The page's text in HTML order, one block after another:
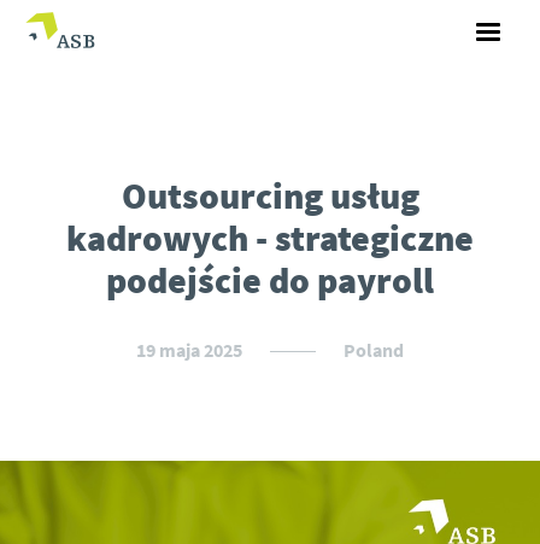
Outsourcing usług
kadrowych - strategiczne
podejście do payroll
19 maja 2025 Poland